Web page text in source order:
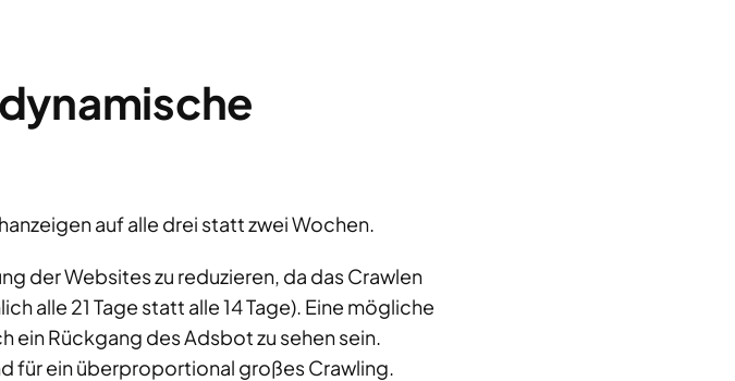
auf alle drei statt zwei Wochen.
der Websites zu reduzieren, da das Crawlen
alle 21 Tage statt alle 14 Tage). Eine mögliche
ein Rückgang des Adsbot zu sehen sein.
für ein überproportional großes Crawling.